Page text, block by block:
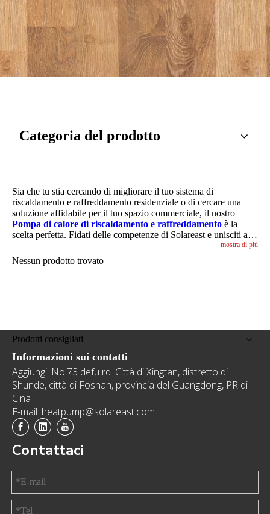
Categoria del prodotto
Sia che tu stia cercando di migliorare il tuo sistema di
riscaldamento e raffreddamento residenziale o di cercare una
soluzione affidabile per il tuo spazio commerciale, il nostro
Pompa di calore di riscaldamento e raffreddamento è la
scelta perfetta. Fidati delle competenze di Solareast e unisciti agli
innumerevoli clienti soddisfatti che hanno beneficiato della
nostra tecnologia innovativa della pompa di calore.
mostra di più
Nessun prodotto trovato
Prodotti consigliati
Informazioni sui contatti
Aggiungi: No.73 defu rd. Città di Xingtan, distretto di
Shunde, città di Foshan, provincia del Guangdong, PR di
Cina
E-mail: heatpump@solareast.com
Contattaci